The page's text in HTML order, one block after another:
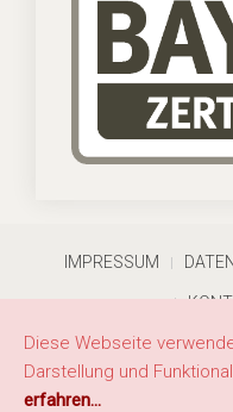
Diese Webseite
Darstellung und
erfahren...
IMPRESSUM
Copyright © 2026
Erstellt durch